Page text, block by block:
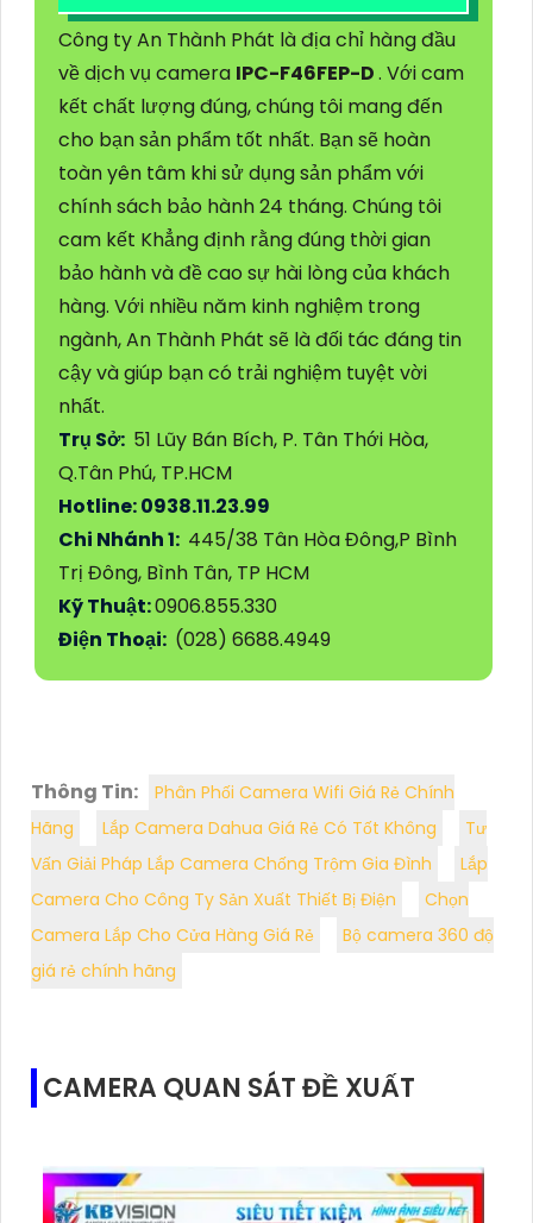
Công ty An Thành Phát là địa chỉ hàng đầu
về dịch vụ camera IPC-F46FEP-D. Với cam
kết chất lượng đúng, chúng tôi mang đến
cho bạn sản phẩm tốt nhất. Bạn sẽ hoàn
toàn yên tâm khi sử dụng sản phẩm với
chính sách bảo hành 24 tháng. Chúng tôi
cam kết Khẳng định rằng đúng thời gian
bảo hành và đề cao sự hài lòng của khách
hàng. Với nhiều năm kinh nghiệm trong
ngành, An Thành Phát sẽ là đối tác đáng tin
cậy và giúp bạn có trải nghiệm tuyệt vời
nhất.
Trụ Sở: 51 Lũy Bán Bích, P. Tân Thới Hòa,
Q.Tân Phú, TP.HCM
Hotline: 0938.11.23.99
Chi Nhánh 1: 445/38 Tân Hòa Đông,P Bình
Trị Đông, Bình Tân, TP HCM
Kỹ Thuật:0906.855.330
Điện Thoại: (028) 6688.4949
Thông Tin:
Phân Phối Camera Wifi Giá Rẻ Chính
Hãng
Lắp Camera Dahua Giá Rẻ Có Tốt Không
Tư
Vấn Giải Pháp Lắp Camera Chống Trộm Gia Đình
Lắp
Camera Cho Công Ty Sản Xuất Thiết Bị Điện
Chọn
Camera Lắp Cho Cửa Hàng Giá Rẻ
Bộ camera 360 độ
giá rẻ chính hãng
CAMERA QUAN SÁT ĐỀ XUẤT